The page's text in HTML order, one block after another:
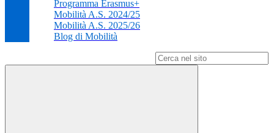
Programma Erasmus+
Mobilità A.S. 2024/25
Mobilità A.S. 2025/26
Blog di Mobilità